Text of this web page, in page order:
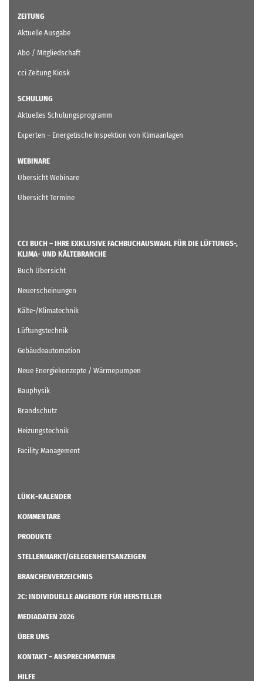
ZEITUNG
Aktuelle Ausgabe
Abo / Mitgliedschaft
cci Zeitung Kiosk
SCHULUNG
Aktuelles Schulungsprogramm
Experten – Energetische Inspektion von Klimaanlagen
WEBINARE
Übersicht Webinare
Übersicht Termine
CCI BUCH – IHRE EXKLUSIVE FACHBUCHAUSWAHL FÜR DIE LÜFTUNGS-,
KLIMA- UND KÄLTEBRANCHE
Buch Übersicht
Neuerscheinungen
Kälte-/Klimatechnik
Lüftungstechnik
Gebäudeautomation
Neue Energiekonzepte / Wärmepumpen
Bauphysik
Brandschutz
Heizungstechnik
Facility Management
LÜKK-KALENDER
KOMMENTARE
PRODUKTE
STELLENMARKT/GELEGENHEITSANZEIGEN
BRANCHENVERZEICHNIS
2C: INDIVIDUELLE ANGEBOTE FÜR HERSTELLER
MEDIADATEN 2026
ÜBER UNS
KONTAKT – ANSPRECHPARTNER
HILFE